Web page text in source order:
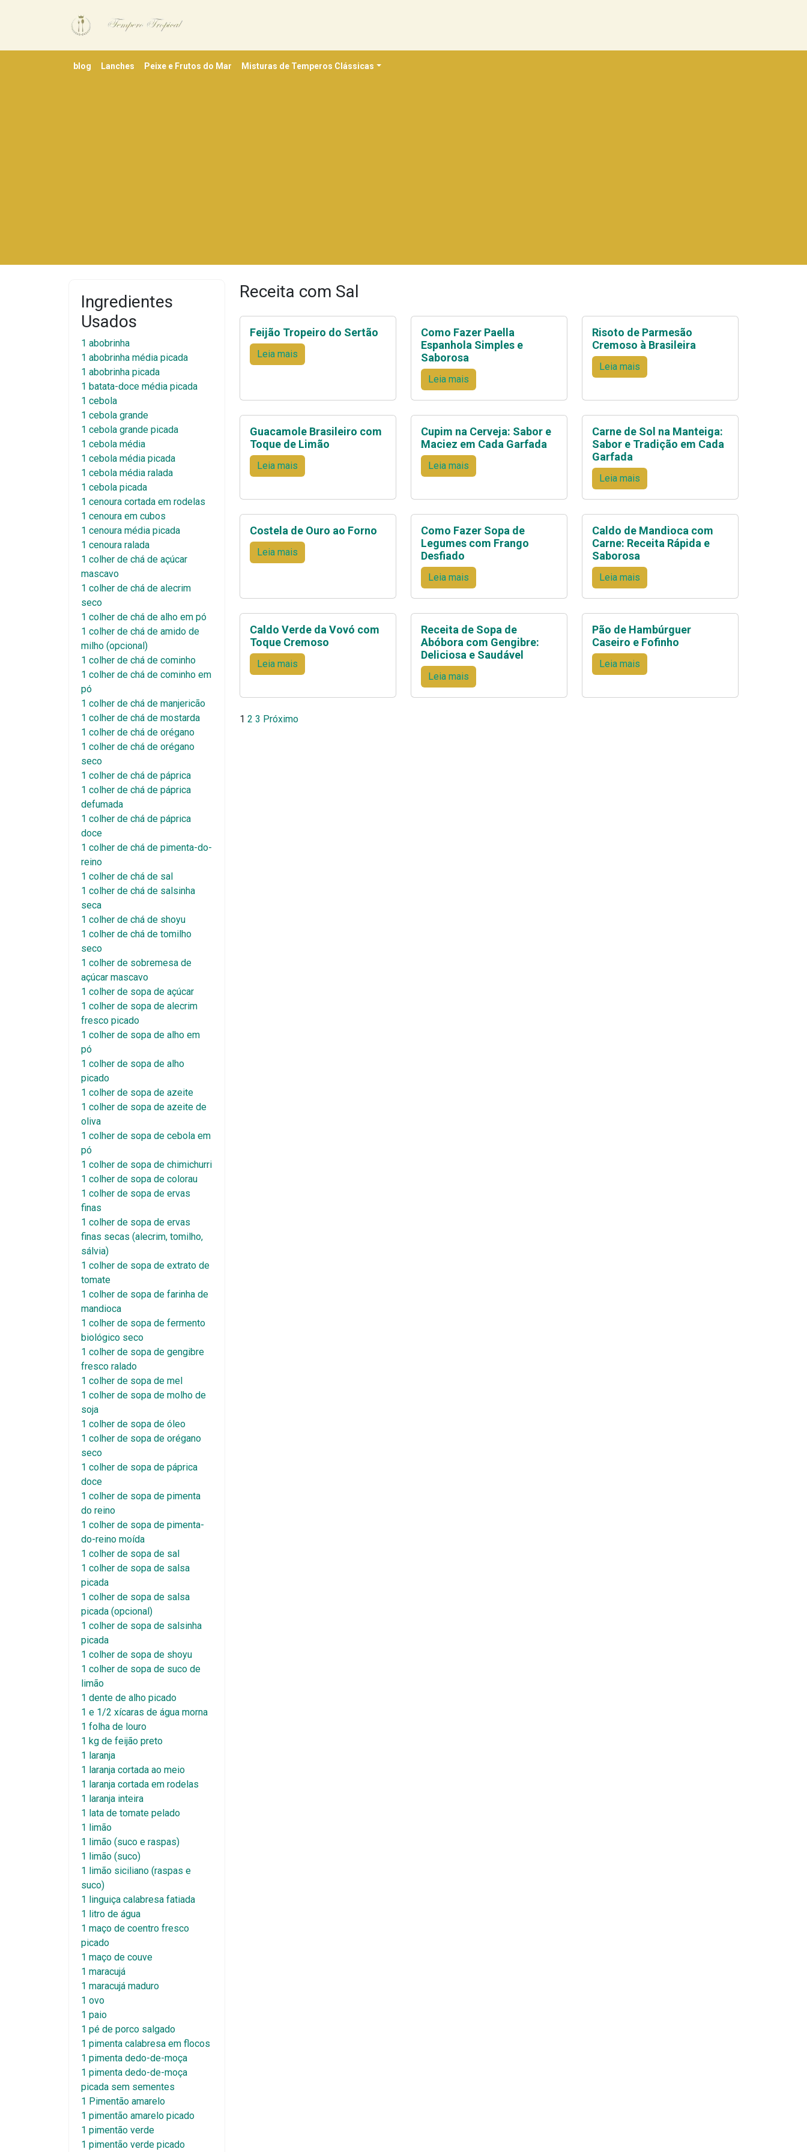
blog Lanches Peixe e Frutos do Mar Misturas de Temperos Clássicas
Ingredientes
Usados
1 abobrinha
1 abobrinha média picada
1 abobrinha picada
1 batata-doce média picada
1 cebola
1 cebola grande
1 cebola grande picada
1 cebola média
1 cebola média picada
1 cebola média ralada
1 cebola picada
1 cenoura cortada em rodelas
1 cenoura em cubos
1 cenoura média picada
1 cenoura ralada
1 colher de chá de açúcar
mascavo
1 colher de chá de alecrim
seco
1 colher de chá de alho em pó
1 colher de chá de amido de
milho (opcional)
1 colher de chá de cominho
1 colher de chá de cominho em
pó
1 colher de chá de manjericão
1 colher de chá de mostarda
1 colher de chá de orégano
1 colher de chá de orégano
seco
1 colher de chá de páprica
1 colher de chá de páprica
defumada
1 colher de chá de páprica
doce
1 colher de chá de pimenta-do-
reino
1 colher de chá de sal
1 colher de chá de salsinha
seca
1 colher de chá de shoyu
1 colher de chá de tomilho
seco
1 colher de sobremesa de
açúcar mascavo
1 colher de sopa de açúcar
1 colher de sopa de alecrim
fresco picado
1 colher de sopa de alho em
pó
1 colher de sopa de alho
picado
1 colher de sopa de azeite
1 colher de sopa de azeite de
oliva
1 colher de sopa de cebola em
pó
1 colher de sopa de chimichurri
1 colher de sopa de colorau
1 colher de sopa de ervas
finas
1 colher de sopa de ervas
finas secas (alecrim, tomilho,
sálvia)
1 colher de sopa de extrato de
tomate
1 colher de sopa de farinha de
mandioca
1 colher de sopa de fermento
biológico seco
1 colher de sopa de gengibre
fresco ralado
1 colher de sopa de mel
1 colher de sopa de molho de
soja
1 colher de sopa de óleo
1 colher de sopa de orégano
seco
1 colher de sopa de páprica
doce
1 colher de sopa de pimenta
do reino
1 colher de sopa de pimenta-
do-reino moída
1 colher de sopa de sal
1 colher de sopa de salsa
picada
1 colher de sopa de salsa
picada (opcional)
1 colher de sopa de salsinha
picada
1 colher de sopa de shoyu
1 colher de sopa de suco de
limão
1 dente de alho picado
1 e 1/2 xícaras de água morna
1 folha de louro
1 kg de feijão preto
1 laranja
1 laranja cortada ao meio
1 laranja cortada em rodelas
1 laranja inteira
1 lata de tomate pelado
1 limão
1 limão (suco e raspas)
1 limão (suco)
1 limão siciliano (raspas e
suco)
1 linguiça calabresa fatiada
1 litro de água
1 maço de coentro fresco
picado
1 maço de couve
1 maracujá
1 maracujá maduro
1 ovo
1 paio
1 pé de porco salgado
1 pimenta calabresa em flocos
1 pimenta dedo-de-moça
1 pimenta dedo-de-moça
picada sem sementes
1 Pimentão amarelo
1 pimentão amarelo picado
1 pimentão verde
1 pimentão verde picado
Receita com Sal
Feijão Tropeiro do Sertão
Leia mais
Como Fazer Paella
Espanhola Simples e
Saborosa
Leia mais
Risoto de Parmesão
Cremoso à Brasileira
Leia mais
Guacamole Brasileiro com
Toque de Limão
Leia mais
Cupim na Cerveja: Sabor e
Maciez em Cada Garfada
Leia mais
Carne de Sol na Manteiga:
Sabor e Tradição em Cada
Garfada
Leia mais
Costela de Ouro ao Forno
Leia mais
Como Fazer Sopa de
Legumes com Frango
Desfiado
Leia mais
Caldo de Mandioca com
Carne: Receita Rápida e
Saborosa
Leia mais
Caldo Verde da Vovó com
Toque Cremoso
Leia mais
Receita de Sopa de
Abóbora com Gengibre:
Deliciosa e Saudável
Leia mais
Pão de Hambúrguer
Caseiro e Fofinho
Leia mais
Paginação
1 2 3 Próximo